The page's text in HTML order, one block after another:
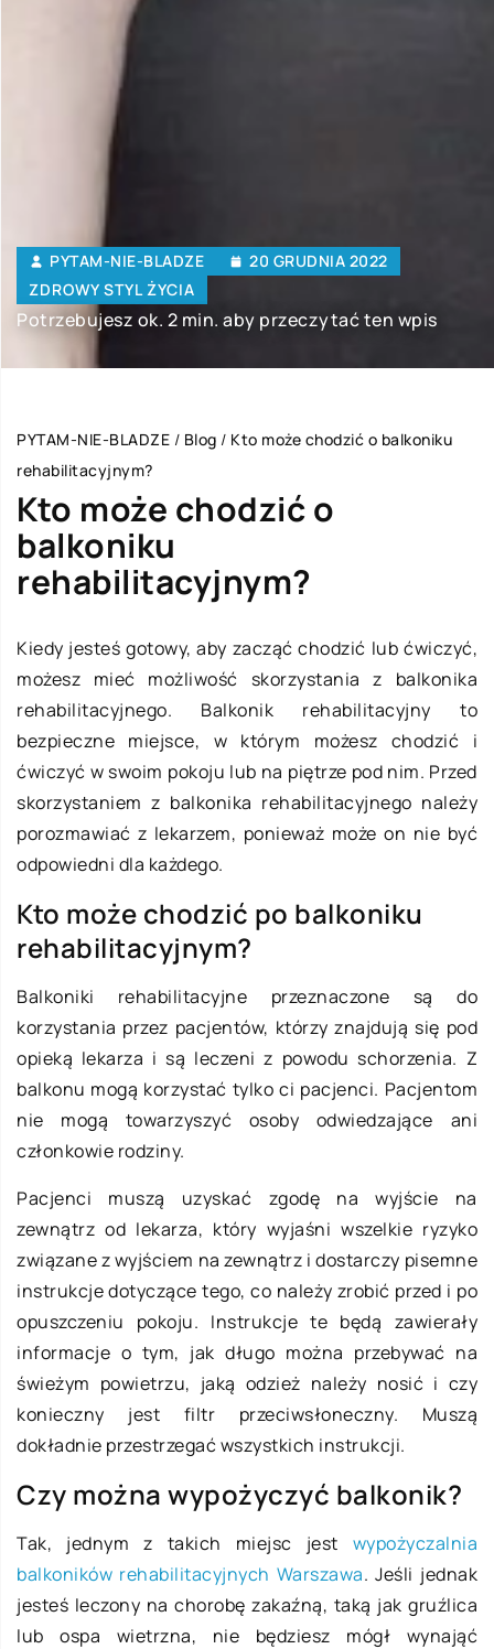
PYTAM-NIE-BLADZE
20 GRUDNIA 2022
ZDROWY STYL ŻYCIA
Potrzebujesz ok. 2 min. aby przeczytać ten wpis
PYTAM-NIE-BLADZE / Blog / Kto może chodzić o balkoniku
rehabilitacyjnym?
Kto może chodzić o
balkoniku
rehabilitacyjnym?
Kiedy jesteś gotowy, aby zacząć chodzić lub ćwiczyć,
możesz mieć możliwość skorzystania z balkonika
rehabilitacyjnego. Balkonik rehabilitacyjny to
bezpieczne miejsce, w którym możesz chodzić i
ćwiczyć w swoim pokoju lub na piętrze pod nim. Przed
skorzystaniem z balkonika rehabilitacyjnego należy
porozmawiać z lekarzem, ponieważ może on nie być
odpowiedni dla każdego.
Kto może chodzić po balkoniku
rehabilitacyjnym?
Balkoniki rehabilitacyjne przeznaczone są do
korzystania przez pacjentów, którzy znajdują się pod
opieką lekarza i są leczeni z powodu schorzenia. Z
balkonu mogą korzystać tylko ci pacjenci. Pacjentom
nie mogą towarzyszyć osoby odwiedzające ani
członkowie rodziny.
Pacjenci muszą uzyskać zgodę na wyjście na
zewnątrz od lekarza, który wyjaśni wszelkie ryzyko
związane z wyjściem na zewnątrz i dostarczy pisemne
instrukcje dotyczące tego, co należy zrobić przed i po
opuszczeniu pokoju. Instrukcje te będą zawierały
informacje o tym, jak długo można przebywać na
świeżym powietrzu, jaką odzież należy nosić i czy
konieczny jest filtr przeciwsłoneczny. Muszą
dokładnie przestrzegać wszystkich instrukcji.
Czy można wypożyczyć balkonik?
Tak, jednym z takich miejsc jest wypożyczalnia
balkoników rehabilitacyjnych Warszawa. Jeśli jednak
jesteś leczony na chorobę zakaźną, taką jak gruźlica
lub ospa wietrzna, nie będziesz mógł wynająć